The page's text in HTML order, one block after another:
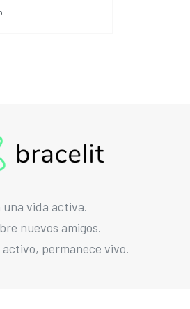
una vida activa.
nuevos amigos.
permanece vivo.